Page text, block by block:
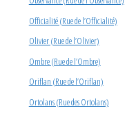
Officialité (Rue de l’Officialité)
Olivier (Rue de l’Olivier)
Ombre (Rue de l’Ombre)
Oriflan (Rue de l’Oriflan)
Ortolans (Rue des Ortolans)